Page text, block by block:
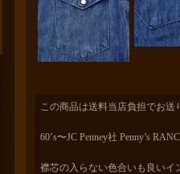
この商品は送料当店負担でお
60’s〜JC Penney社 Penny’s
襟芯の入らない色合いも良いイ